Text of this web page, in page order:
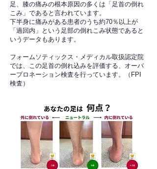
足、膝の痛みの根本原因の多くは「足首の倒れ
こみ」であると言われています。
下半身に痛みがある患者のうち約70％以上が
「過回内」という足部の倒れこみ状態であると
いうデータもあります。
フォームソティックス・メディカル取扱認定院
では、この足首の倒れ込みを評価する、オーバ
ープロネーション検査を行っています。（FPI
検査）​